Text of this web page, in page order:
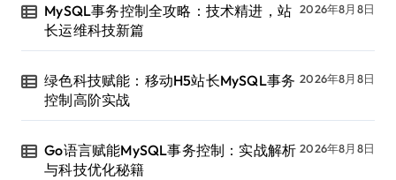
MySQL事务控制全攻略：技术精进，站
长运维科技新篇
2026年8月8日
绿色科技赋能：移动H5站长MySQL事务
控制高阶实战
2026年8月8日
Go语言赋能MySQL事务控制：实战解析
与科技优化秘籍
2026年8月8日